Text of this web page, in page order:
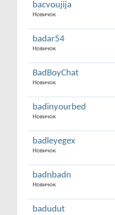
bacvoujija
Новичок
badar54
Новичок
BadBoyChat
Новичок
badinyourbed
Новичок
badleyegex
Новичок
badnbadn
Новичок
badudut